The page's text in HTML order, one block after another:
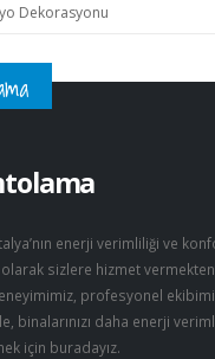
Dekorasyonu
enerji verimliliği ve
sizlere hizmet
profesyonel
binalarınızı daha enerji
için buradayız.